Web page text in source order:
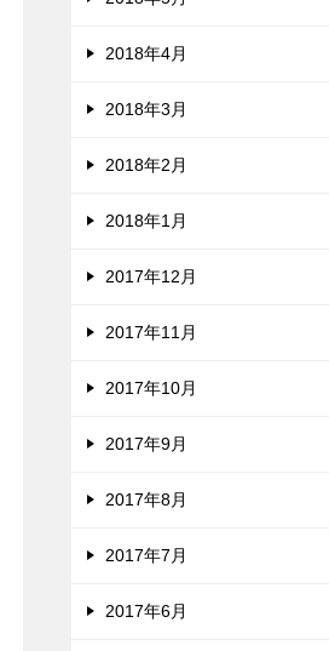
2018年4月
2018年3月
2018年2月
2018年1月
2017年12月
2017年11月
2017年10月
2017年9月
2017年8月
2017年7月
2017年6月